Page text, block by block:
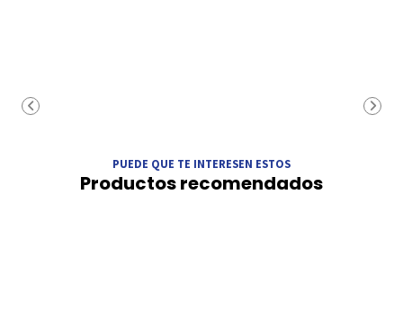
PUEDE QUE TE INTERESEN ESTOS
Productos recomendados